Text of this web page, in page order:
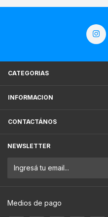
CATEGORIAS
INFORMACION
CONTACTÁNOS
NEWSLETTER
Medios de pago